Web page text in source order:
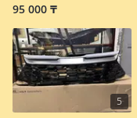
95 000 ₸
5